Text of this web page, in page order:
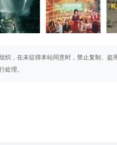
，在未征得本站同意时，禁止复制、盗
处理。